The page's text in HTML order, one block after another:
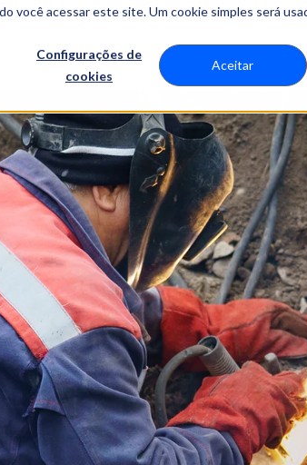
você acessar este site. Um cookie simples será
Configurações de
cookies
Aceitar